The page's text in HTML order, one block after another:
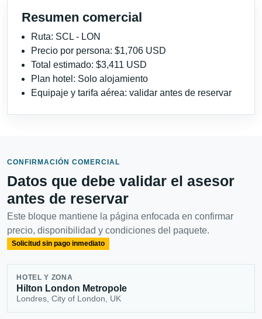
Resumen comercial
Ruta: SCL - LON
Precio por persona: $1,706 USD
Total estimado: $3,411 USD
Plan hotel: Solo alojamiento
Equipaje y tarifa aérea: validar antes de reservar
CONFIRMACIÓN COMERCIAL
Datos que debe validar el asesor
antes de reservar
Este bloque mantiene la página enfocada en confirmar
precio, disponibilidad y condiciones del paquete.
Solicitud sin pago inmediato
HOTEL Y ZONA
Hilton London Metropole
Londres, City of London, UK